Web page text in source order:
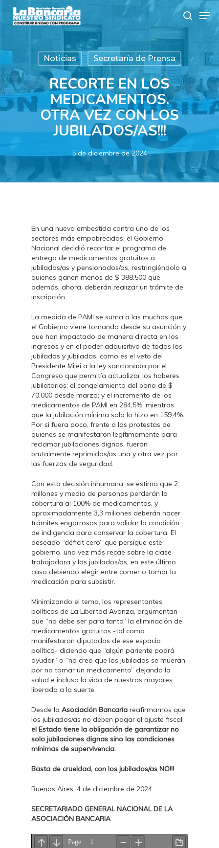
main
search
Noticias Secretaría de Prensa
RECORTE EN LOS
MEDICAMENTOS.
OTRA VEZ CON LOS
JUBILADOS/AS!!!
5 de diciembre de 2024
En una nueva embestida contra uno de los
sectores más empobrecidos, el Gobierno
Nacional decidió recortar el programa de
entrega de medicamentos gratuitos a
jubilados/as y pensionados/as, restringiéndolo a
quienes ganen menos de $ 388.500 que
además, ahora, deberán realizar un trámite de
inscripción.
La medida de PAMI se suma a las muchas que
el Gobierno viene tomando desde su asunción y
que han impactado de manera directa en los
ingresos y en el poder adquisitivo de todos los
jubilados y jubiladas, como es el veto del
Presidente Milei a la ley sancionada por el
Congreso que permitía actualizar los haberes
jubilatorios; el congelamiento del bono de $
70.000 desde marzo; y el incremento de los
medicamentos de PAMI en 284,5%, mientras
que la jubilación mínima solo lo hizo en 159,4%.
Por si fuera poco, frente a las protestas de
quienes se manifestaron legítimamente para
reclamar jubilaciones dignas, fueron
brutalmente reprimidos/as una y otra vez por
las fuerzas de seguridad.
Con esta decisión inhumana, se estima que 2
millones y medio de personas perderán la
cobertura al 100% de medicamentos, y
aproximadamente 3,3 millones deberán hacer
trámites engorrosos para validar la condición
de indigencia para conservar la cobertura. El
deseado “déficit cero” que persigue este
gobierno, una vez más recae sobre la clase
trabajadora y los jubilados/as, en este último
caso debiendo elegir entre comer o tomar la
medicación para subsistir.
Minimizando el tema, los representantes
políticos de La Libertad Avanza, argumentan
que “no debe ser para tanto” la eliminación de
medicamentos gratuitos -tal como
manifestaron diputados de ese espacio
político- diciendo que “algún pariente podrá
ayudar” o “no creo que los jubilados se mueran
por no tomar un medicamento” dejando la
salud e incluso la vida de nuestros mayores
liberada a la suerte.
Desde la Asociación Bancaria reafirmamos que
los jubilados/as no deben pagar el ajuste fiscal,
el Estado tiene la obligación de garantizar no
solo jubilaciones dignas sino las condiciones
mínimas de supervivencia.
Basta de crueldad, con los jubilados/as NO!!!
Buenos Aires, 4 de diciembre de 2024
SECRETARIADO GENERAL NACIONAL DE LA
ASOCIACIÓN BANCARIA